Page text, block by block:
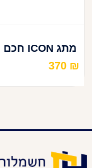
מתג ICON חכם פעמון לבן
370 ₪